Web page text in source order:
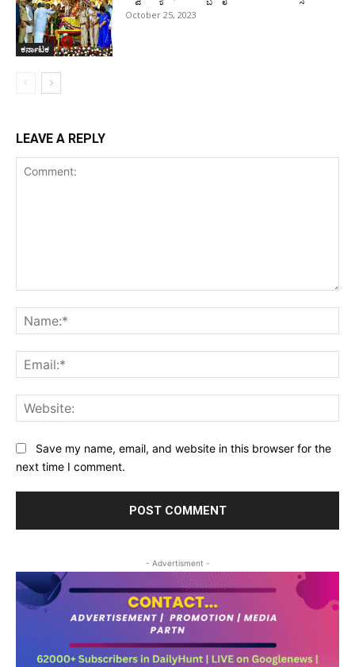
ಕರ್ನಾಟಕ
October 25, 2023
LEAVE A REPLY
Save my name, email, and website in this browser for the
next time I comment.
- Advertisment -